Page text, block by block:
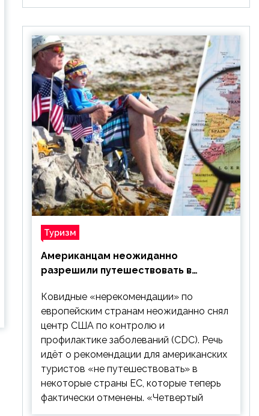
Туризм
Американцам неожиданно
разрешили путешествовать в
Ковидные «нерекомендации» по
европейским странам неожиданно снял
центр США по контролю и
профилактике заболеваний (CDC). Речь
идёт о рекомендации для американских
туристов «не путешествовать» в
некоторые страны ЕС, которые теперь
фактически отменены. «Четвертый